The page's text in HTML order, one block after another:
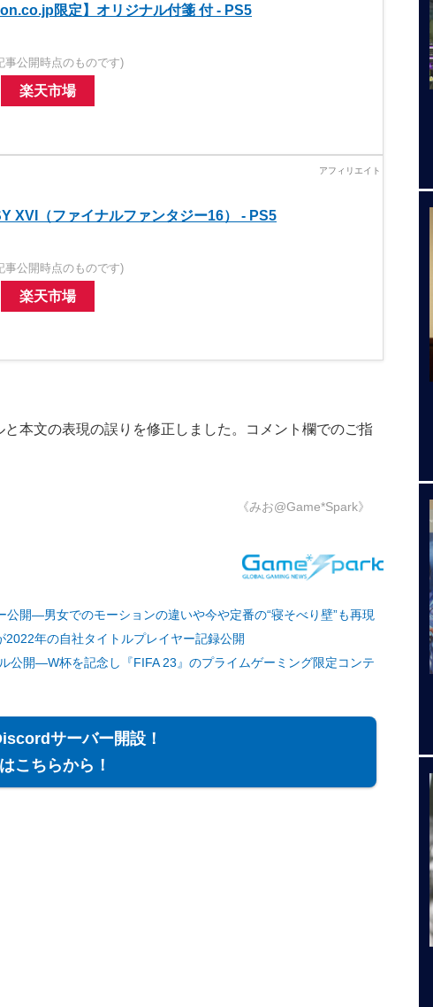
限定】オリジナル付箋 付 - PS5
事公開時点のものです)
楽天市場
XVI（ファイナルファンタジー16） - PS5
事公開時点のものです)
楽天市場
と本文の表現の誤りを修正しました。コメント欄でのご指
《みお@Game*Spark》
開―男女でのモーションの違いや今や定番の“寝そべり壁”も再現
年の自社タイトルプレイヤー記録公開
公開―W杯を記念し『FIFA 23』のプライムゲーミング限定コンテ
サーバー開設！
こちらから！